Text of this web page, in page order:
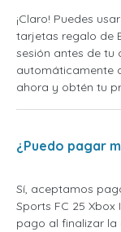
¡Claro! Puedes
tarjetas regalo de
sesión antes de tu
automáticamente
ahora y obtén tu
¿Puedo pagar
Sí, aceptamos
Sports FC 25
pago al finalizar la